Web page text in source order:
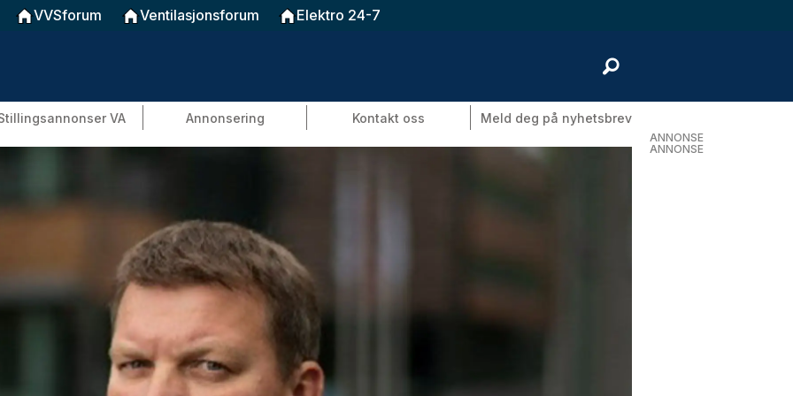
VVSforum Ventilasjonsforum Elektro 24-7
VA Annonsering Kontakt oss Meld deg på nyhetsbrev
ANNONSE
ANNONSE